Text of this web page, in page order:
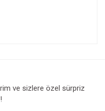
görüntülenemiyor.
bulunuyor.
ve sizlere özel sürpriz